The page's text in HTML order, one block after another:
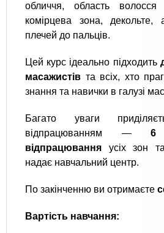
обличчя, область
комірцева зона,
плечей до пальців.
Цей курс ідеально підходить
масажистів та всіх, хто
знання та навички в галузі
Багато уваги
відпрацюванням — 6
відпрацювання усіх зон
надає навчальний центр.
По закінченню ви отримаєте
Вартість навчання: